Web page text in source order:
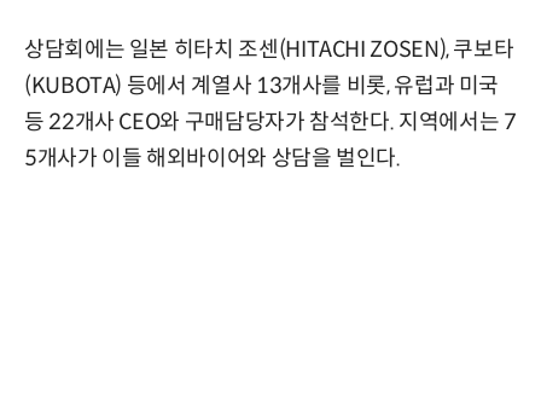
상담회에는 일본 히타치 조센(HITACHI ZOSEN), 쿠보타
(KUBOTA) 등에서 계열사 13개사를 비롯, 유럽과 미국
등 22개사 CEO와 구매담당자가 참석한다. 지역에서는 7
5개사가 이들 해외바이어와 상담을 벌인다.